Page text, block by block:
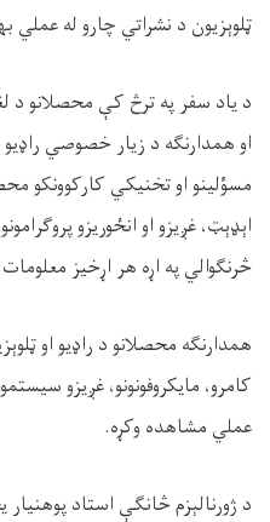
ټلوېزیون د نشراتي چارو له عملي
د یاد سفر په ترڅ کې محصلانو د
او همدارنګه د زیار خصوصي
مسؤلینو او تخنیکي کارکوونکو
اېډېټ، غږیزو او انځوریزو
څرنګوالي په اړه هر اړخیز
همدارنګه محصلانو د راډیو او
کامرو، مایکروفونونو، غږیزو
عملي مشاهده وکړه.
د ژورنالېزم څانګې استاد